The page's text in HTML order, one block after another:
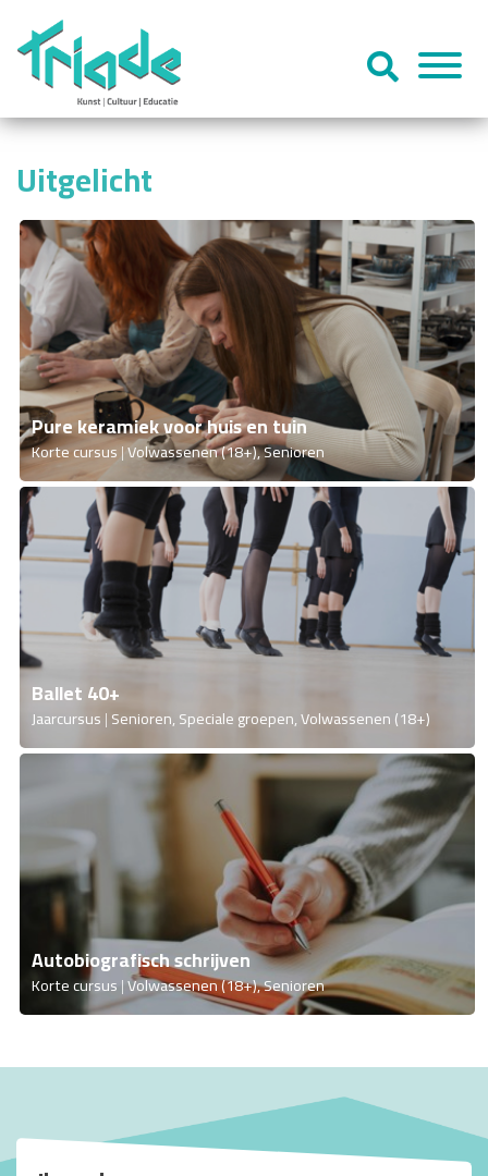
Uitgelicht
Pure keramiek voor huis en tuin
Korte cursus Volwassenen (18+), Senioren
Ballet 40+
Jaarcursus Senioren, Speciale groepen, Volwassenen (18+)
Autobiografisch schrijven
Korte cursus Volwassenen (18+), Senioren